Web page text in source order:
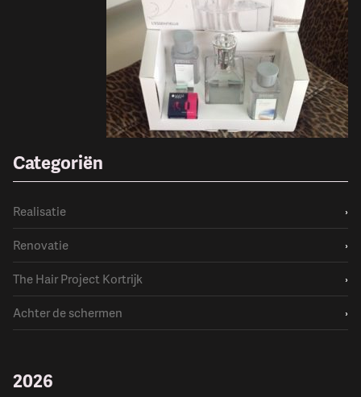
Categoriën
Realisatie
›
Renovatie
›
The Hair Project Kortrijk
›
Achter de schermen
›
2026